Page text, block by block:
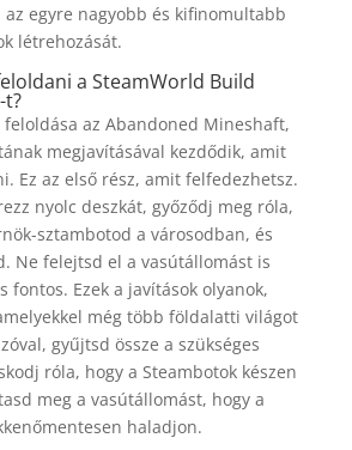
egyre nagyobb és kifinomultabb
létrehozását.
a SteamWorld Build
t?
feloldása az Abandoned Mineshaft,
megjavításával kezdődik, amit
Ez az első rész, amit felfedezhetsz.
nyolc deszkát, győződj meg róla,
sztambotod a városodban, és
Ne felejtsd el a vasútállomást is
fontos. Ezek a javítások olyanok,
még több földalatti világot
gyűjtsd össze a szükséges
róla, hogy a Steambotok készen
meg a vasútállomást, hogy a
haladjon.